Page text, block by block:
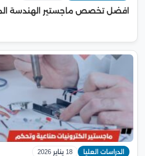
افضل تخصص ماجستير الهندسة
الدراسات العليا 18 يناير 2026